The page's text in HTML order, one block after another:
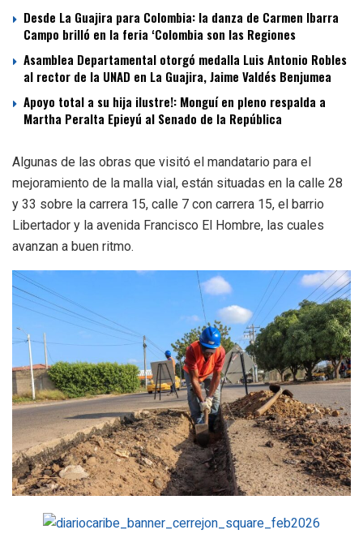
Desde La Guajira para Colombia: la danza de Carmen Ibarra
Campo brilló en la feria ‘Colombia son las Regiones
Asamblea Departamental otorgó medalla Luis Antonio Robles
al rector de la UNAD en La Guajira, Jaime Valdés Benjumea
Apoyo total a su hija ilustre!: Monguí en pleno respalda a
Martha Peralta Epieyú al Senado de la República
Algunas de las obras que visitó el mandatario para el
mejoramiento de la malla vial, están situadas en la calle 28
y 33 sobre la carrera 15, calle 7 con carrera 15, el barrio
Libertador y la avenida Francisco El Hombre, las cuales
avanzan a buen ritmo.